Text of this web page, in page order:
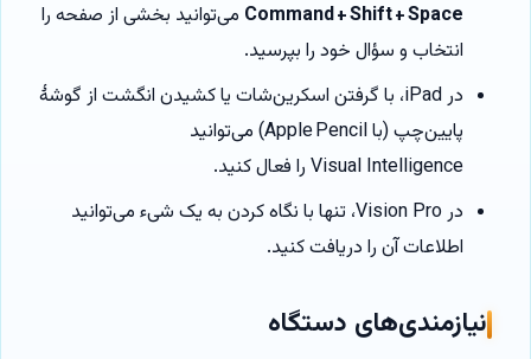
Command + Shift + Space می‌توانید بخشی از صفحه را
انتخاب و سؤال خود را بپرسید.
در iPad، با گرفتن اسکرین‌شات یا کشیدن انگشت از گوشهٔ
پایین‌چپ (با Apple Pencil) می‌توانید
Visual Intelligence را فعال کنید.
در Vision Pro، تنها با نگاه کردن به یک شیء می‌توانید
اطلاعات آن را دریافت کنید.
نیازمندی‌های دستگاه